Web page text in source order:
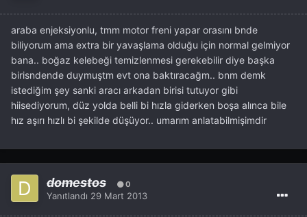
araba enjeksiyonlu, tmm motor freni yapar orasını bnde
biliyorum ama extra bir yavaşlama olduğu için normal gelmiyor
bana.. boğaz kelebeği temizlenmesi gerekebilir diye başka
birisndende duymuştm evt ona baktıracağm.. bnm demk
istediğim şey sanki aracı arkadan birisi tutuyor gibi
hiisediyorum, düz yolda belli bi hızla giderken boşa alınca bile
hız aşırı hızlı bi şekilde düşüyor.. umarım anlatabilmişimdir
domestos 0
Yanıtlandı 29 Mart 2013